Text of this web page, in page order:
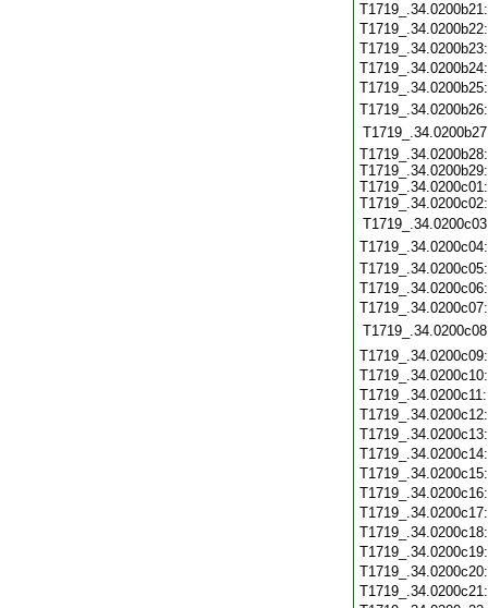
T1719_.34.0200b28:
T1719_.34.0200b29:
T1719_.34.0200c01:
T1719_.34.0200c02: